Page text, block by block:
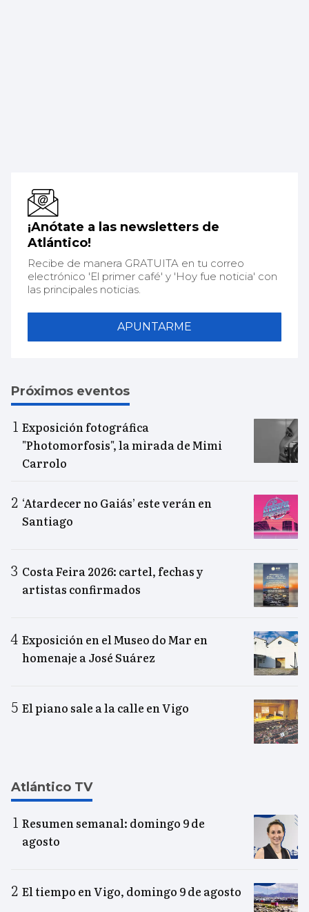
¡Anótate a las newsletters de
Atlántico!
Recibe de manera GRATUITA en tu correo
electrónico 'El primer café' y 'Hoy fue noticia' con
las principales noticias.
APUNTARME
Próximos eventos
Exposición fotográfica
"Photomorfosis", la mirada de Mimi
Carrolo
‘Atardecer no Gaiás’ este verán en
Santiago
Costa Feira 2026: cartel, fechas y
artistas confirmados
Exposición en el Museo do Mar en
homenaje a José Suárez
El piano sale a la calle en Vigo
Atlántico TV
Resumen semanal: domingo 9 de
agosto
El tiempo en Vigo, domingo 9 de agosto